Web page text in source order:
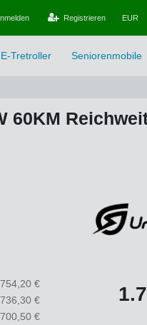
Registrieren EUR
Tretroller Seniorenmobile
60KM
€
€
€